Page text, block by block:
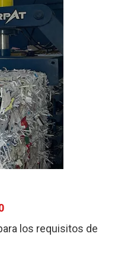
los requisitos de